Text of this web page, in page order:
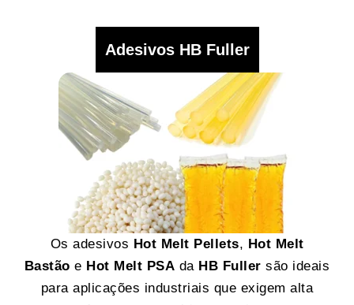
Adesivos HB Fuller
Os adesivos Hot Melt Pellets, Hot Melt
Bastão e Hot Melt PSA da HB Fuller são ideais
para aplicações industriais que exigem alta